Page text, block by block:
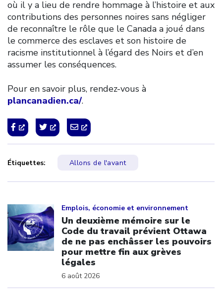
où il y a lieu de rendre hommage à l’histoire et aux
contributions des personnes noires sans négliger
de reconnaître le rôle que le Canada a joué dans
le commerce des esclaves et son histoire de
racisme institutionnel à l’égard des Noirs et d’en
assumer les conséquences.
Pour en savoir plus, rendez-vous à
plancanadien.ca/.
Étiquettes: Allons de l'avant
Emplois, économie et environnement
Un deuxième mémoire sur le
Code du travail prévient Ottawa
de ne pas enchâsser les pouvoirs
pour mettre fin aux grèves
légales
6 août 2026